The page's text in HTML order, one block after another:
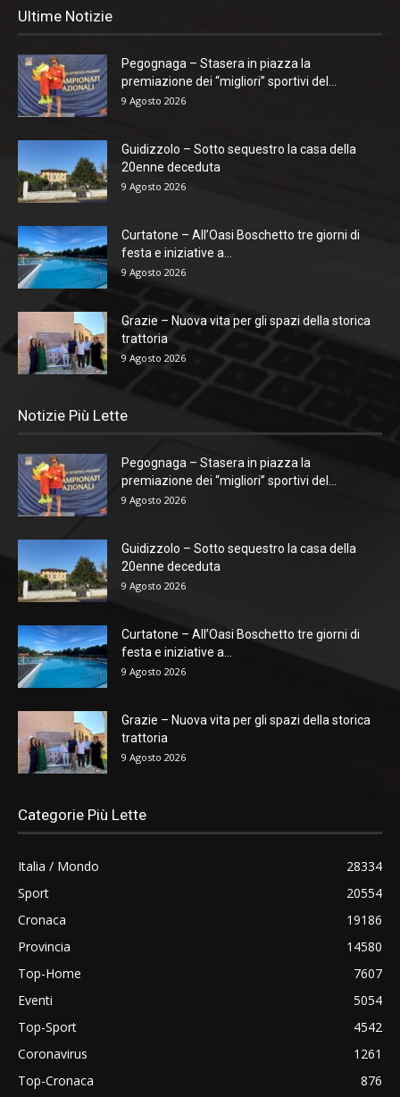
Ultime Notizie
Pegognaga – Stasera in piazza la
premiazione dei “migliori” sportivi del...
9 Agosto 2026
Guidizzolo – Sotto sequestro la casa della
20enne deceduta
9 Agosto 2026
Curtatone – All’Oasi Boschetto tre giorni di
festa e iniziative a...
9 Agosto 2026
Grazie – Nuova vita per gli spazi della storica
trattoria
9 Agosto 2026
Notizie Più Lette
Pegognaga – Stasera in piazza la
premiazione dei “migliori” sportivi del...
9 Agosto 2026
Guidizzolo – Sotto sequestro la casa della
20enne deceduta
9 Agosto 2026
Curtatone – All’Oasi Boschetto tre giorni di
festa e iniziative a...
9 Agosto 2026
Grazie – Nuova vita per gli spazi della storica
trattoria
9 Agosto 2026
Categorie Più Lette
Italia / Mondo
28334
Sport
20554
Cronaca
19186
Provincia
14580
Top-Home
7607
Eventi
5054
Top-Sport
4542
Coronavirus
1261
Top-Cronaca
876